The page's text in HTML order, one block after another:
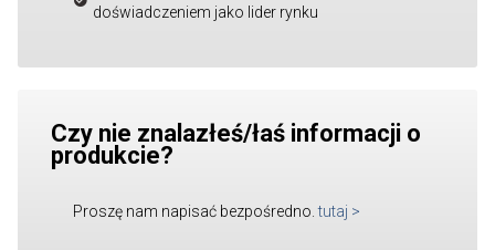
doświadczeniem jako lider rynku
Czy nie znalazłeś/łaś informacji o
produkcie?
Proszę nam napisać bezpośredno. tutaj >